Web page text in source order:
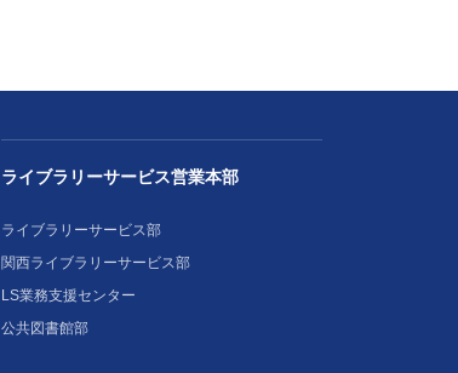
ライブラリーサービス営業本部
ライブラリーサービス部
関西ライブラリーサービス部
LS業務支援センター
公共図書館部